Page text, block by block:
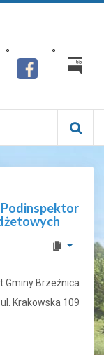
Gminy Brzeźnica
Krakowska 109